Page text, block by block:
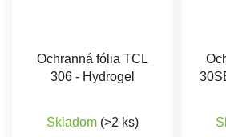
Ochranná fólia TCL
306 - Hydrogel
Skladom (>2 ks)